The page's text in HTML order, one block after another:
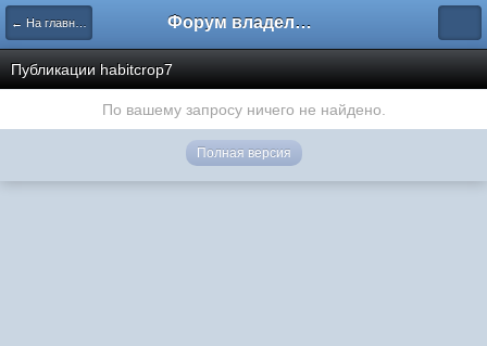
← На главную Форум владельцев интернет-магазинов
Публикации habitcrop7
По вашему запросу ничего не найдено.
Полная версия